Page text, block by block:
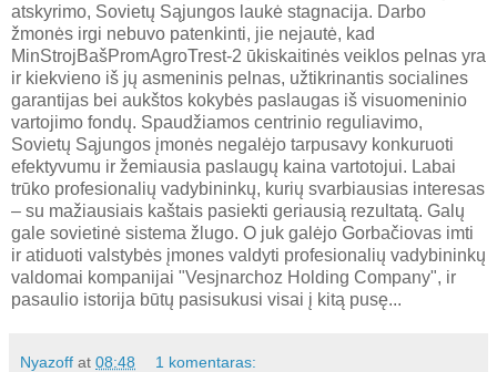
atskyrimo, Sovietų Sąjungos laukė stagnacija. Darbo
žmonės irgi nebuvo patenkinti, jie nejautė, kad
MinStrojBašPromAgroTrest-2 ūkiskaitinės veiklos pelnas yra
ir kiekvieno iš jų asmeninis pelnas, užtikrinantis socialines
garantijas bei aukštos kokybės paslaugas iš visuomeninio
vartojimo fondų. Spaudžiamos centrinio reguliavimo,
Sovietų Sąjungos įmonės negalėjo tarpusavy konkuruoti
efektyvumu ir žemiausia paslaugų kaina vartotojui. Labai
trūko profesionalių vadybininkų, kurių svarbiausias interesas
– su mažiausiais kaštais pasiekti geriausią rezultatą. Galų
gale sovietinė sistema žlugo. O juk galėjo Gorbačiovas imti
ir atiduoti valstybės įmones valdyti profesionalių vadybininkų
valdomai kompanijai "Vesjnarchoz Holding Company", ir
pasaulio istorija būtų pasisukusi visai į kitą pusę...
Nyazoff at 08:48 1 komentaras: